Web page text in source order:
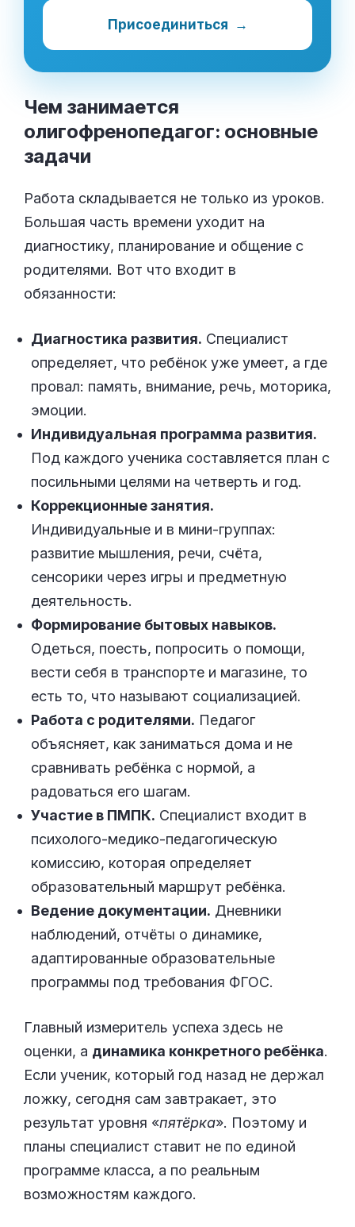
Присоединиться →
Чем занимается
олигофренопедагог: основные
задачи
Работа складывается не только из уроков.
Большая часть времени уходит на
диагностику, планирование и общение с
родителями. Вот что входит в
обязанности:
Диагностика развития. Специалист
определяет, что ребёнок уже умеет, а где
провал: память, внимание, речь, моторика,
эмоции.
Индивидуальная программа развития.
Под каждого ученика составляется план с
посильными целями на четверть и год.
Коррекционные занятия.
Индивидуальные и в мини-группах:
развитие мышления, речи, счёта,
сенсорики через игры и предметную
деятельность.
Формирование бытовых навыков.
Одеться, поесть, попросить о помощи,
вести себя в транспорте и магазине, то
есть то, что называют социализацией.
Работа с родителями. Педагог
объясняет, как заниматься дома и не
сравнивать ребёнка с нормой, а
радоваться его шагам.
Участие в ПМПК. Специалист входит в
психолого-медико-педагогическую
комиссию, которая определяет
образовательный маршрут ребёнка.
Ведение документации. Дневники
наблюдений, отчёты о динамике,
адаптированные образовательные
программы под требования ФГОС.
Главный измеритель успеха здесь не
оценки, а динамика конкретного ребёнка.
Если ученик, который год назад не держал
ложку, сегодня сам завтракает, это
результат уровня «пятёрка». Поэтому и
планы специалист ставит не по единой
программе класса, а по реальным
возможностям каждого.